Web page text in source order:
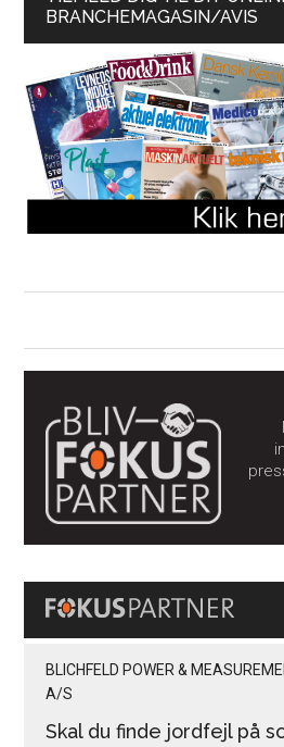
BRANCHEMAGASIN/AVIS
BLICHFELD POWER &
A/S
Skal du finde jordfejl på